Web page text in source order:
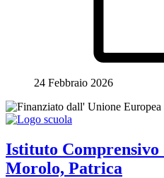
24 Febbraio 2026
Istituto Comprensivo
Morolo, Patrica